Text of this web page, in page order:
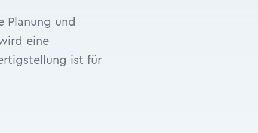
Planung und
eine
ist für